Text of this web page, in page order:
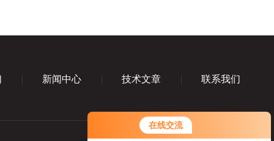
在线交流
新闻中心 技术文章 联系我们